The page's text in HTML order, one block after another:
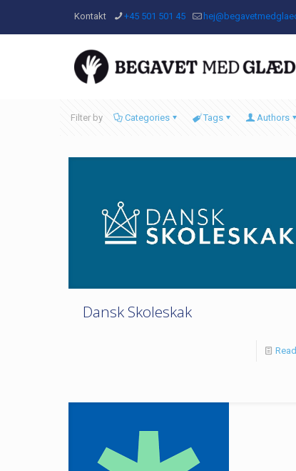
Kontakt +45 501 501 45
Filter by Categories Tags Authors
Dansk Skoleskak